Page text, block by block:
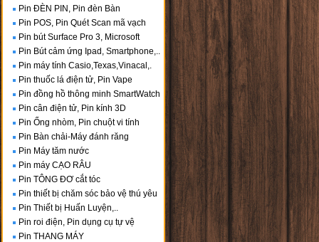
Pin ĐÈN PIN, Pin đèn Bàn
Pin POS, Pin Quét Scan mã vạch
Pin bút Surface Pro 3, Microsoft
Pin Bút cảm ứng Ipad, Smartphone,..
Pin máy tính Casio,Texas,Vinacal,.
Pin thuốc lá điện tử, Pin Vape
Pin đồng hồ thông minh SmartWatch
Pin cân điện tử, Pin kính 3D
Pin Ống nhòm, Pin chuột vi tính
Pin Bàn chải-Máy đánh răng
Pin Máy tăm nước
Pin máy CẠO RÂU
Pin TÔNG ĐƠ cắt tóc
Pin thiết bị chăm sóc bảo vệ thú yêu
Pin Thiết bị Huấn Luyện,..
Pin roi điện, Pin dụng cụ tự vệ
Pin THANG MÁY